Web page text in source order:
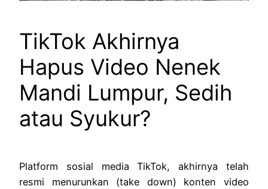
TikTok Akhirnya
Hapus Video Nenek
Mandi Lumpur, Sedih
atau Syukur?
Platform sosial media TikTok, akhirnya telah
resmi menurunkan (take down) konten video